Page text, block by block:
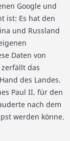
Google und
ist: Es hat den
und Russland
Daten von
das
des Landes.
Paul II. für den
nach dem
werden könne.